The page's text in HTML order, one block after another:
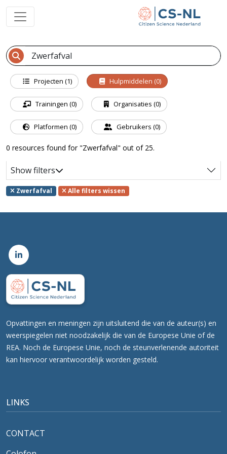
Projecten (1) Hulpmiddelen (0)
Trainingen (0) Organisaties (0)
Platformen (0) Gebruikers (0)
0 resources found for "Zwerfafval" out of 25.
Show filters
Zwerfafval Alle filters wissen
Opvattingen en meningen zijn uitsluitend die van de auteur(s) en
weerspiegelen niet noodzakelijk die van de Europese Unie of de
REA. Noch de Europese Unie, noch de steunverlenende autoriteit
kan hiervoor verantwoordelijk worden gesteld.
LINKS
CONTACT